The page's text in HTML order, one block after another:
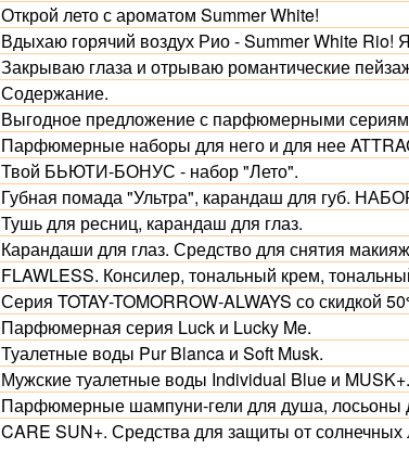
Открой лето с ароматом Summer White!
Вдыхаю горячий воздух Рио - Summer White Rio!
Закрываю глаза и отрываю романтические
Содержание.
Выгодное предложение с парфюмерными
Парфюмерные наборы для него и для нее
Твой БЬЮТИ-БОНУС - набор "Лето".
Губная помада "Ультра", карандаш для губ.
Тушь для ресниц, карандаш для глаз.
Карандаши для глаз. Средство для снятия
FLAWLESS. Консилер, тональный крем,
Серия TOTAY-TOMORROW-ALWAYS со скидкой
Парфюмерная серия Luck и Lucky Me.
Туалетные воды Pur Blanca и Soft Musk.
Мужские туалетные воды Individual Blue и MUSK+.
Парфюмерные шампуни-гели для душа,
CARE SUN+. Средства для защиты от солнечных